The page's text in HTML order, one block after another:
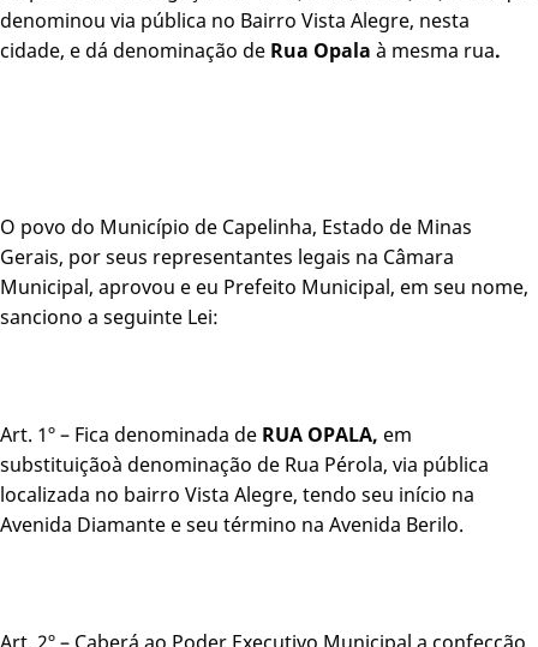
denominou via pública no Bairro Vista Alegre, nesta
cidade, e dá denominação de Rua Opala à mesma rua.
O povo do Município de Capelinha, Estado de Minas
Gerais, por seus representantes legais na Câmara
Municipal, aprovou e eu Prefeito Municipal, em seu nome,
sanciono a seguinte Lei:
Art. 1º – Fica denominada de RUA OPALA, em
substituiçãoà denominação de Rua Pérola, via pública
localizada no bairro Vista Alegre, tendo seu início na
Avenida Diamante e seu término na Avenida Berilo.